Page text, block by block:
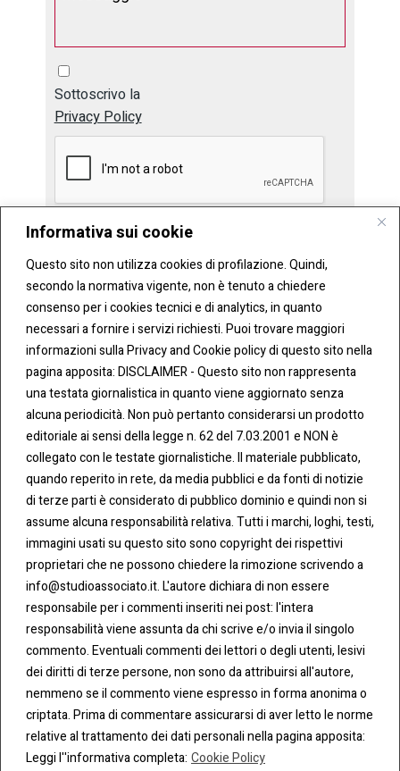
Informativa sui cookie
Questo sito non utilizza cookies di profilazione. Quindi,
secondo la normativa vigente, non è tenuto a chiedere
consenso per i cookies tecnici e di analytics, in quanto
necessari a fornire i servizi richiesti. Puoi trovare maggiori
informazioni sulla Privacy and Cookie policy di questo sito nella
pagina apposita: DISCLAIMER - Questo sito non rappresenta
una testata giornalistica in quanto viene aggiornato senza
alcuna periodicità. Non può pertanto considerarsi un prodotto
editoriale ai sensi della legge n. 62 del 7.03.2001 e NON è
collegato con le testate giornalistiche. Il materiale pubblicato,
quando reperito in rete, da media pubblici e da fonti di notizie
di terze parti è considerato di pubblico dominio e quindi non si
assume alcuna responsabilità relativa. Tutti i marchi, loghi, testi,
immagini usati su questo sito sono copyright dei rispettivi
proprietari che ne possono chiedere la rimozione scrivendo a
info@studioassociato.it. L'autore dichiara di non essere
responsabile per i commenti inseriti nei post: l'intera
responsabilità viene assunta da chi scrive e/o invia il singolo
commento. Eventuali commenti dei lettori o degli utenti, lesivi
dei diritti di terze persone, non sono da attribuirsi all'autore,
nemmeno se il commento viene espresso in forma anonima o
criptata. Prima di commentare assicurarsi di aver letto le norme
relative al trattamento dei dati personali nella pagina apposita:
Leggi l''informativa completa: Cookie Policy
Sottoscrivo la
Privacy Policy
CONT
ATTI
Tel:
0283438.482
Fax:
0283438.483
mail:
info@studioassociato.it
Via
Vittor
Pisani,
13 -
20124
Milano
COO
KIE &
PRIV
ACY
Cookie
Policy
Privacy
Policy